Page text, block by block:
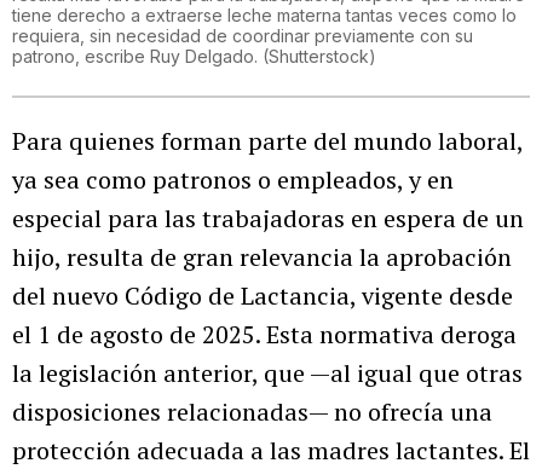
tiene derecho a extraerse leche materna tantas veces como lo
requiera, sin necesidad de coordinar previamente con su
patrono, escribe Ruy Delgado. (Shutterstock)
Para quienes forman parte del mundo laboral,
ya sea como patronos o empleados, y en
especial para las trabajadoras en espera de un
hijo, resulta de gran relevancia la aprobación
del nuevo Código de Lactancia, vigente desde
el 1 de agosto de 2025. Esta normativa deroga
la legislación anterior, que —al igual que otras
disposiciones relacionadas— no ofrecía una
protección adecuada a las madres lactantes. El